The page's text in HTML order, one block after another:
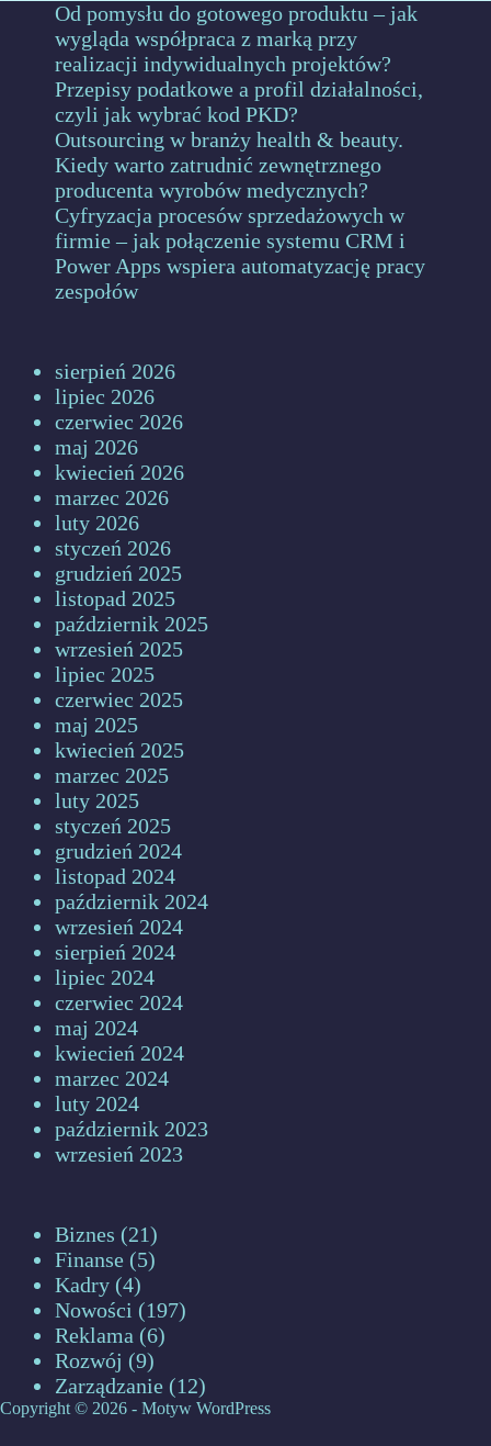
Od pomysłu do gotowego produktu – jak
wygląda współpraca z marką przy
realizacji indywidualnych projektów?
Przepisy podatkowe a profil działalności,
czyli jak wybrać kod PKD?
Outsourcing w branży health & beauty.
Kiedy warto zatrudnić zewnętrznego
producenta wyrobów medycznych?
Cyfryzacja procesów sprzedażowych w
firmie – jak połączenie systemu CRM i
Power Apps wspiera automatyzację pracy
zespołów
sierpień 2026
lipiec 2026
czerwiec 2026
maj 2026
kwiecień 2026
marzec 2026
luty 2026
styczeń 2026
grudzień 2025
listopad 2025
październik 2025
wrzesień 2025
lipiec 2025
czerwiec 2025
maj 2025
kwiecień 2025
marzec 2025
luty 2025
styczeń 2025
grudzień 2024
listopad 2024
październik 2024
wrzesień 2024
sierpień 2024
lipiec 2024
czerwiec 2024
maj 2024
kwiecień 2024
marzec 2024
luty 2024
październik 2023
wrzesień 2023
Biznes (21)
Finanse (5)
Kadry (4)
Nowości (197)
Reklama (6)
Rozwój (9)
Zarządzanie (12)
Copyright © 2026 - Motyw WordPress